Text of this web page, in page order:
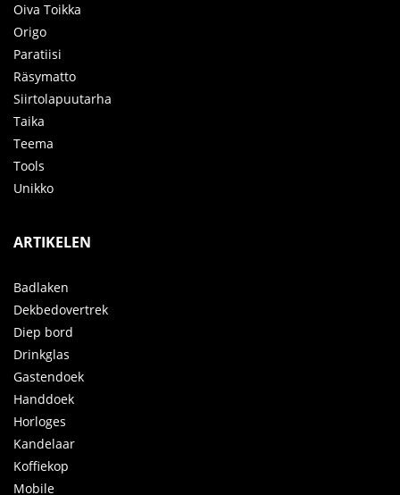
Oiva Toikka
Origo
Paratiisi
Räsymatto
Siirtolapuutarha
Taika
Teema
Tools
Unikko
ARTIKELEN
Badlaken
Dekbedovertrek
Diep bord
Drinkglas
Gastendoek
Handdoek
Horloges
Kandelaar
Koffiekop
Mobile